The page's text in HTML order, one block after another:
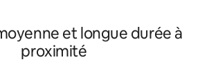
et longue durée à
proximité